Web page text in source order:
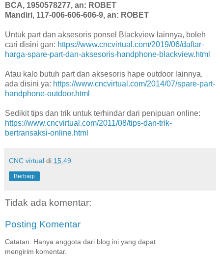
BCA, 1950578277, an: ROBET
Mandiri, 117-006-606-606-9, an: ROBET
Untuk part dan aksesoris ponsel Blackview lainnya, boleh
cari disini gan: https://www.cncvirtual.com/2019/06/daftar-
harga-spare-part-dan-aksesoris-handphone-blackview.html
Atau kalo butuh part dan aksesoris hape outdoor lainnya,
ada disini ya: https://www.cncvirtual.com/2014/07/spare-part-
handphone-outdoor.html
Sedikit tips dan trik untuk terhindar dari penipuan online:
https://www.cncvirtual.com/2011/08/tips-dan-trik-
bertransaksi-online.html
CNC virtual di 15.49
Berbagi
Tidak ada komentar:
Posting Komentar
Catatan: Hanya anggota dari blog ini yang dapat
mengirim komentar.